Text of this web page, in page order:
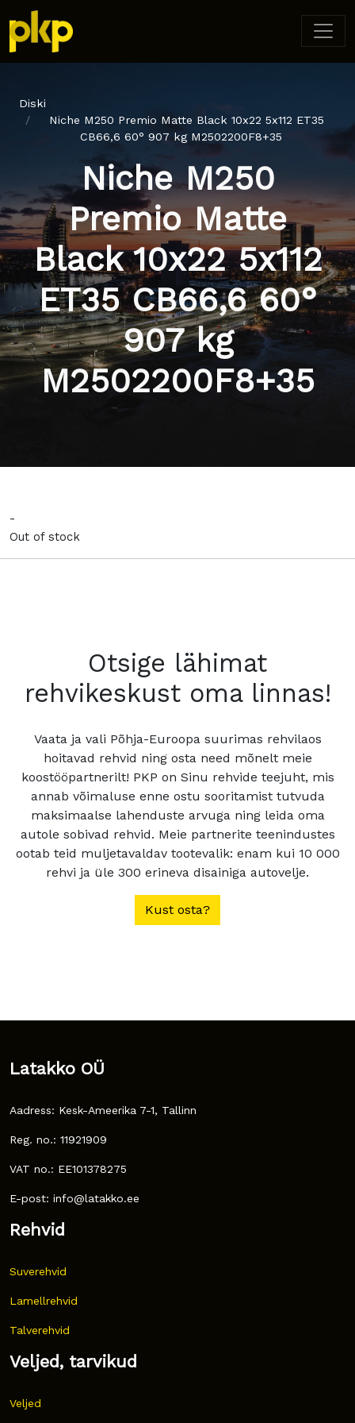
Diski
Niche M250 Premio Matte Black 10x22 5x112 ET35
CB66,6 60° 907 kg M2502200F8+35
Niche M250
Premio Matte
Black 10x22 5x112
ET35 CB66,6 60°
907 kg
M2502200F8+35
-
Out of stock
Otsige lähimat
rehvikeskust oma linnas!
Vaata ja vali Põhja-Euroopa suurimas rehvilaos
hoitavad rehvid ning osta need mõnelt meie
koostööpartnerilt! PKP on Sinu rehvide teejuht, mis
annab võimaluse enne ostu sooritamist tutvuda
maksimaalse lahenduste arvuga ning leida oma
autole sobivad rehvid. Meie partnerite teenindustes
ootab teid muljetavaldav tootevalik: enam kui 10 000
rehvi ja üle 300 erineva disainiga autovelje.
Kust osta?
Latakko OÜ
Aadress: Kesk-Ameerika 7-1, Tallinn
Reg. no.: 11921909
VAT no.: EE101378275
E-post: info@latakko.ee
Rehvid
Suverehvid
Lamellrehvid
Talverehvid
Veljed, tarvikud
Veljed